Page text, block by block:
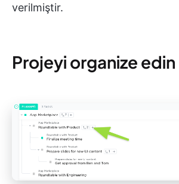
verilmiştir.
Projeyi organize edin